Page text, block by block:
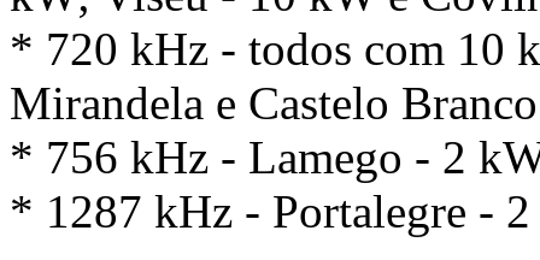
* 720 kHz - todos com 10
Mirandela e Castelo Branco
* 756 kHz - Lamego - 2
* 1287 kHz - Portalegre -